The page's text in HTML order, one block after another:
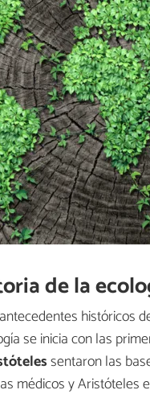
de la
históricos
se inicia con las
sentaron las
médicos y Aristóteles